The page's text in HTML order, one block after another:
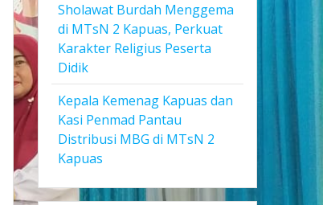
Sholawat Burdah Menggema
di MTsN 2 Kapuas, Perkuat
Karakter Religius Peserta
Didik
Kepala Kemenag Kapuas dan
Kasi Penmad Pantau
Distribusi MBG di MTsN 2
Kapuas